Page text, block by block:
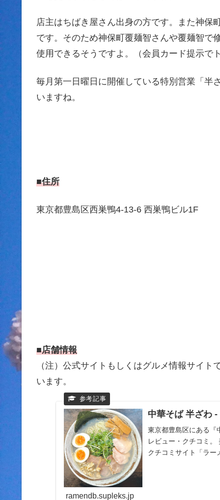
店主はちばき屋さん出身の方です。また神保
です。そのため神保町覆麺智さんや覆麺智で
使用できるそうですよ。（会員カード提示で
毎月第一日曜日に開催している特別営業「半
いますね。
■住所
東京都豊島区西巣鴨4-13-6 西巣鴨ビル1F
■店舗情報
（注）公式サイトもしくはグルメ情報サイ
います。
中華そば 半ざわ
東京都豊島区にある『
レビュー・クチコミ
クチコミサイト「ラー
ramendb.supleks.jp